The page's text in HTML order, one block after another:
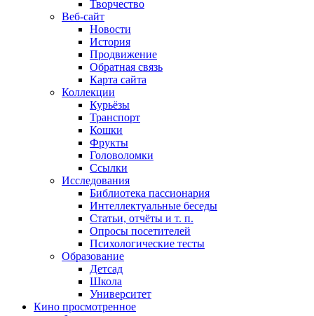
Творчество
Веб-сайт
Новости
История
Продвижение
Обратная связь
Карта сайта
Коллекции
Курьёзы
Транспорт
Кошки
Фрукты
Головоломки
Ссылки
Исследования
Библиотека пассионария
Интеллектуальные беседы
Статьи, отчёты и т. п.
Опросы посетителей
Психологические тесты
Образование
Детсад
Школа
Университет
Кино просмотренное